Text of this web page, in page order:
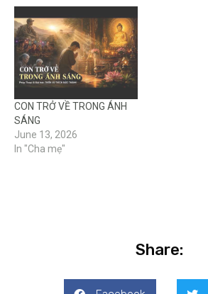
CON TRỞ VỀ TRONG ÁNH
SÁNG
June 13, 2026
In "Cha mẹ"
Share: